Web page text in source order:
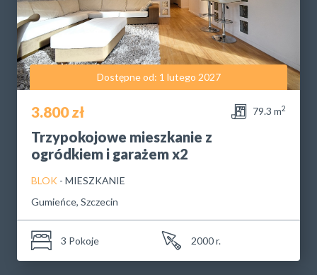
Dostępne od: 1 lutego 2027
3.800 zł 79.3 m2
Trzypokojowe mieszkanie z
ogródkiem i garażem x2
BLOK - MIESZKANIE
Gumieńce, Szczecin
3 Pokoje 2000 r.